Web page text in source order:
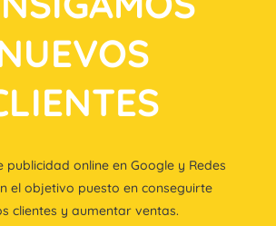
publicidad online en Google y Redes
el objetivo puesto en conseguirte
clientes y aumentar ventas.